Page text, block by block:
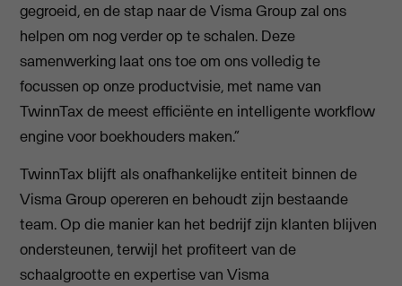
gegroeid, en de stap naar de Visma Group zal ons
helpen om nog verder op te schalen. Deze
samenwerking laat ons toe om ons volledig te
focussen op onze productvisie, met name van
TwinnTax de meest efficiënte en intelligente workflow
engine voor boekhouders maken.”
TwinnTax blijft als onafhankelijke entiteit binnen de
Visma Group opereren en behoudt zijn bestaande
team. Op die manier kan het bedrijf zijn klanten blijven
ondersteunen, terwijl het profiteert van de
schaalgrootte en expertise van Visma